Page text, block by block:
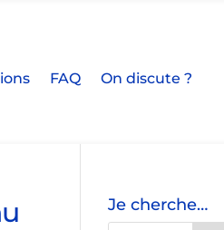
FAQ On discute ?
Je cherche…